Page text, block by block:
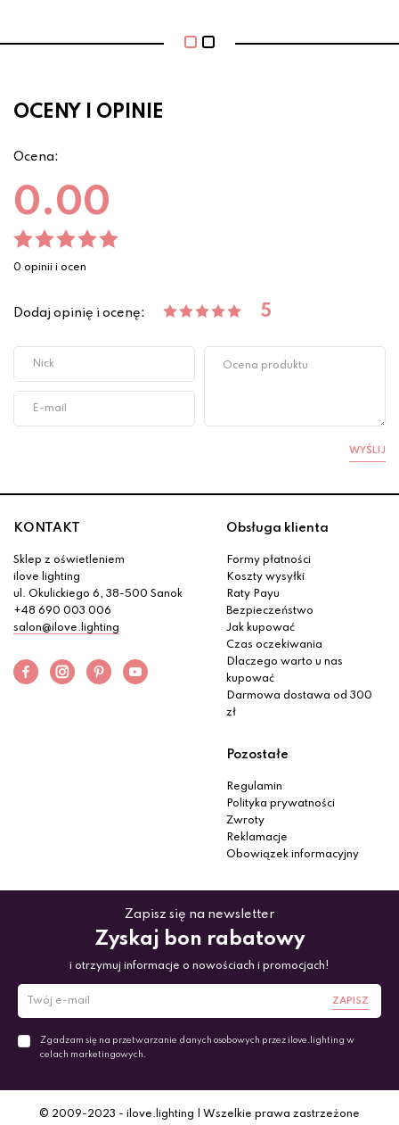
OCENY I OPINIE
Ocena:
0.00
0 opinii i ocen
Dodaj opinię i ocenę: 5
WYŚLIJ
KONTAKT
Sklep z oświetleniem
ilove lighting
ul. Okulickiego 6, 38-500 Sanok
+48 690 003 006
salon@ilove.lighting
Obsługa klienta
Formy płatności
Koszty wysyłki
Raty Payu
Bezpieczeństwo
Jak kupować
Czas oczekiwania
Dlaczego warto u nas
kupować
Darmowa dostawa od 300
zł
Pozostałe
Regulamin
Polityka prywatności
Zwroty
Reklamacje
Obowiązek informacyjny
Zapisz się na newsletter
Zyskaj bon rabatowy
i otrzymuj informacje o nowościach i promocjach!
ZAPISZ
Zgadzam się na przetwarzanie danych osobowych przez ilove.lighting w
celach marketingowych.
© 2009-2023 - ilove.lighting | Wszelkie prawa zastrzeżone